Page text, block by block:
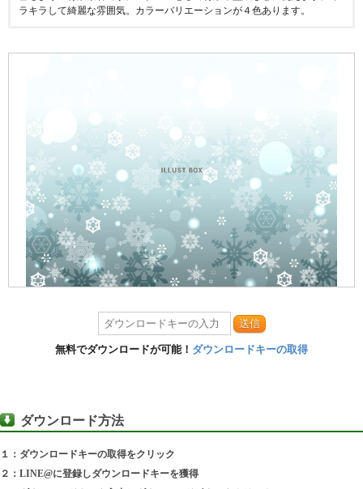
ラキラして綺麗な雰囲気。カラーバリエーションが４色あります。
送信
無料でダウンロードが可能！ ダウンロードキーの取得
ダウンロード方法
１：ダウンロードキーの取得をクリック
２：LINE@に登録しダウンロードキーを獲得